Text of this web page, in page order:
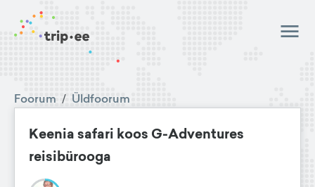
Foorum / Üldfoorum
Keenia safari koos G-Adventures
reisibürooga